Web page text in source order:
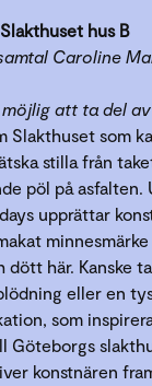
hus B
Caroline
att ta del
Slakthuset som
stilla från
pöl på asfalten.
upprättar
här. Kanske
eller en
som
Göteborgs
konstnären